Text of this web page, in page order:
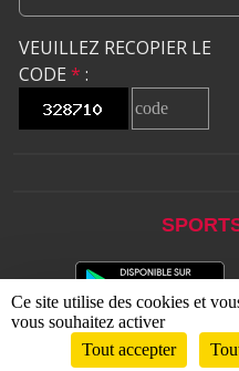
VEUILLEZ RECOPIER LE
CODE * :
Envie de participer ?
Ce site utilise des cookies et
vous souhaitez activer
Tout accepter